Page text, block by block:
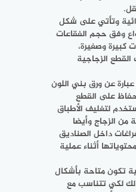
وتأتي على شكل
وفق حجم الفقاعات
وصغيرة،
الزجاجية
عن ورق بني اللون
على القطع
لتغليف الأطباق
من الزجاج وأيضا
داخل الصناديق
أثناء عملية
تكون متاحة بأشكال
لكي تتناسب مع